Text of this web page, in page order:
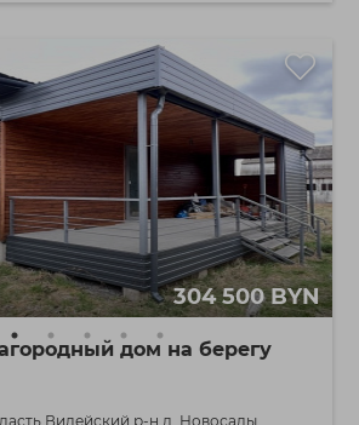
304 500 BYN
дом на берегу
Вилейский р-н д. Новосады